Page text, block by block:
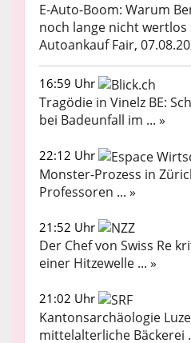
E-Auto-Boom: Warum
noch lange nicht wertlos
Autoankauf Fair,
16:59 Uhr
Tragödie in Vinelz BE:
bei Badeunfall im ... »
22:12 Uhr
Monster-Prozess in
Professoren ... »
21:52 Uhr
Der Chef von Swiss Re
einer Hitzewelle ... »
21:02 Uhr
Kantonsarchäologie
mittelalterliche Bäckerei